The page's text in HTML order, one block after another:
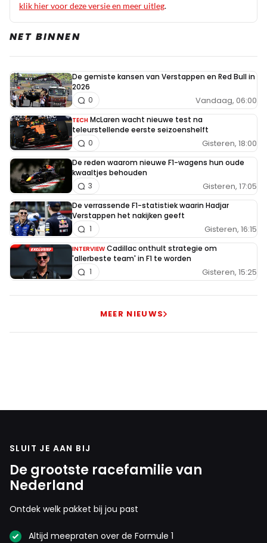
klik hier voor deze versie en meer uitleg.
NET BINNEN
De gemiste kansen van Verstappen en Red Bull in
2026
Vandaag, 06:00
0
TECH McLaren wacht nieuwe test na
teleurstellende eerste seizoenshelft
Gisteren, 18:00
0
De reden waarom nieuwe F1-wagens hun oude
kwaaltjes behouden
Gisteren, 17:05
3
De verrassende F1-statistiek waarin Hadjar
Verstappen het nakijken geeft
Gisteren, 16:15
1
INTERVIEW Cadillac onthult strategie om
'allerbeste team' in F1 te worden
Gisteren, 15:25
1
MEER NIEUWS
SLUIT JE AAN BIJ
De grootste racefamilie van
Nederland
Ontdek welk pakket bij jou past
Altijd meepraten over de Formule 1